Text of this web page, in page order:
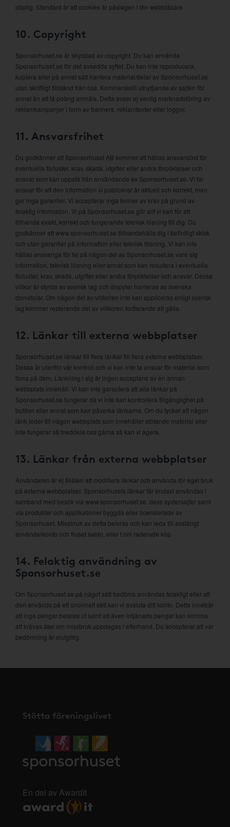
ofarlig. Standard är att cookies är påslagen i din webbläsare.
10. Copyright
Sponsorhuset.se är skyddad av copyright. Du kan använda
Sponsorhuset.se för det avsedda syftet. Du kan inte reproducera,
kopiera eller på annat sätt hantera material/delar av Sponsorhuset.se
utan skriftligt tillstånd från oss. Kommersiellt utnyttjande av sajten för
annat än att få poäng anmäls. Detta avser ej vanlig marknadsföring av
reklamkampanjer i form av banners, reklamtexter eller loggor.
11. Ansvarsfrihet
Du godkänner att Sponsorhuset AB kommer att hållas ansvarslöst för
eventuella förluster, krav, skada, utgifter eller andra förpliktelser och
ansvar som kan uppstå från användande av Sponsorhuset.se. Vi tar
ansvar för att den information vi publicerar är aktuell och korrekt, men
ger inga garantier. Vi accepterar inga former av krav på grund av
felaktig information. Vi på Sponsorhuset.se gör allt vi kan för att
tillhanda exakt, korrekt och fungerande teknisk lösning till dig. Du
godkänner att www.sponsorhuset.se tillhandahålls dig i befintligt skick
och utan garantier på information eller teknisk lösning. Vi kan inte
hållas ansvariga för fel på någon del av Sponsorhuset.se vare sig
information, teknisk lösning eller annat som kan resultera i eventuella
förluster, krav, skada, utgifter eller andra förpliktelser och ansvar. Dessa
villkor är styrda av svensk lag och dispyter hanteras av svenska
domstolar. Om någon del av villkoren inte kan appliceras enligt svensk
lag kommer resterande del av villkoren fortfarande att gälla.
12. Länkar till externa webbplatser
Sponsorhuset.se länkar till flera länkar till flera externa webbplatser.
Dessa är utanför vår kontroll och vi kan inte ta ansvar för material som
finns på dem. Länkning i sig är ingen acceptans av en annan
webbplats innehåll. Vi kan inte garantera att alla länkar på
Sponsorhuset.se fungerar då vi inte kan kontrollera tillgänglighet på
butiker eller annat som kan påverka länkarna. Om du tycker att någon
länk leder till någon webbplats som innehåller stötande material eller
inte fungerar så meddela oss gärna så kan vi agera.
13. Länkar från externa webbplatser
Användaren är ej tillåten att modifiera länkar och använda för eget bruk
på externa webbplatser. Sponsorhusets länkar får endast användas i
samband med besök via www.sponsorhuset.se, dess systersajter samt
via produkter och applikationer byggda eller licensierade av
Sponsorhuset. Missbruk av detta beivras och kan leda till avstängt
användarkonto och fruset saldo, eller t om raderade köp.
14. Felaktig användning av
Sponsorhuset.se
Om Sponsorhuset.se på något sätt bedöms användas felaktigt eller att
den används på ett onormalt sätt kan vi avsluta ditt konto. Detta innebär
att inga pengar betalas ut samt att även intjänade pengar kan komma
att krävas åter om missbruk uppdagas i efterhand. Du accepterar att vår
bedömning är slutgiltig.
Stötta föreningslivet
En del av AwardIt